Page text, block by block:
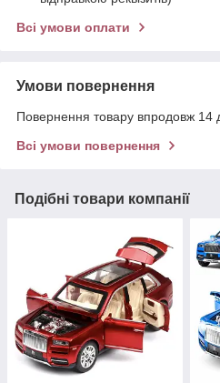
Всі умови оплати
Умови повернення
Повернення товару впродовж 14
Всі умови повернення
Подібні товари компанії